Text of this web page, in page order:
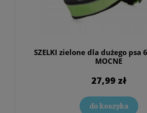
SZELKI zielone dla dużego psa
MOCNE
27,99 zł
do koszyka